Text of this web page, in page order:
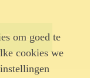
om goed te
cookies we